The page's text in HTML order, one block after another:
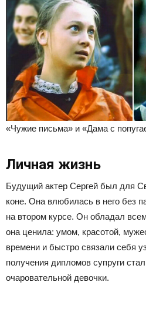
«Чужие письма» и «Дама с
Личная жизнь
Будущий актер Сергей был для
коне. Она влюбилась в него без
на втором курсе. Он обладал
она ценила: умом, красотой,
времени и быстро связали себя
получения дипломов супруги
очаровательной девочки.